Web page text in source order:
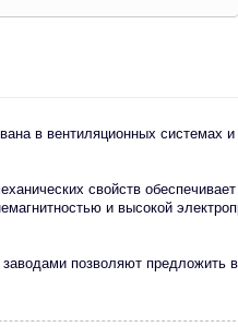
в вентиляционных системах и
свойств
и высокой
позволяют предложить